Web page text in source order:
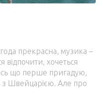
прекрасна, музика –
відпочити, хочеться
що перше пригадую,
Швейцарією. Але про